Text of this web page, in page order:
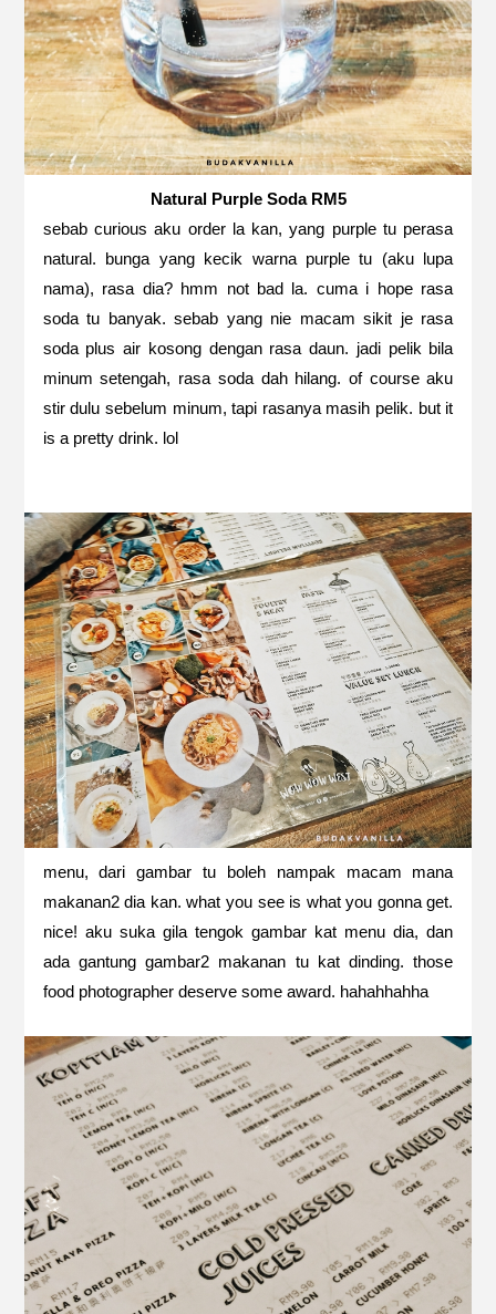
Natural Purple Soda RM5
sebab curious aku order la kan, yang purple tu perasa
natural. bunga yang kecik warna purple tu (aku lupa
nama), rasa dia? hmm not bad la. cuma i hope rasa
soda tu banyak. sebab yang nie macam sikit je rasa
soda plus air kosong dengan rasa daun. jadi pelik bila
minum setengah, rasa soda dah hilang. of course aku
stir dulu sebelum minum, tapi rasanya masih pelik. but it
is a pretty drink. lol
menu, dari gambar tu boleh nampak macam mana
makanan2 dia kan. what you see is what you gonna get.
nice! aku suka gila tengok gambar kat menu dia, dan
ada gantung gambar2 makanan tu kat dinding. those
food photographer deserve some award. hahahhahha